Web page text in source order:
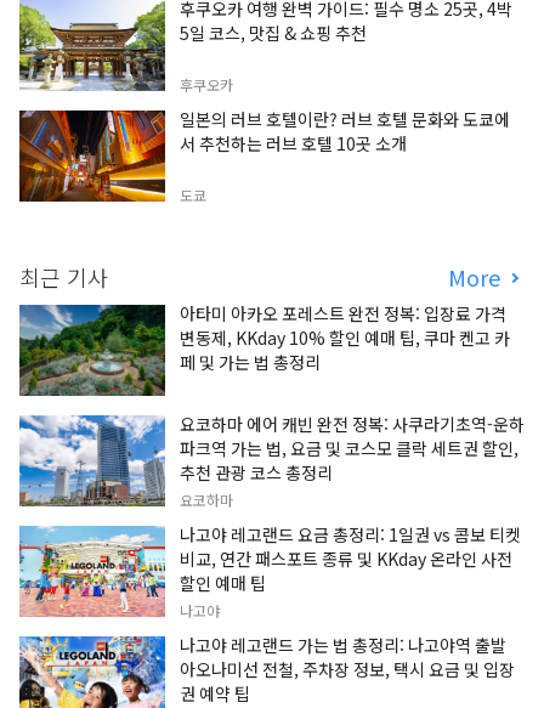
후쿠오카 여행 완벽 가이드: 필수 명소 25곳, 4박
5일 코스, 맛집 & 쇼핑 추천
후쿠오카
일본의 러브 호텔이란? 러브 호텔 문화와 도쿄에
서 추천하는 러브 호텔 10곳 소개
도쿄
최근 기사 More
아타미 아카오 포레스트 완전 정복: 입장료 가격
변동제, KKday 10% 할인 예매 팁, 쿠마 켄고 카
페 및 가는 법 총정리
요코하마 에어 캐빈 완전 정복: 사쿠라기초역-운하
파크역 가는 법, 요금 및 코스모 클락 세트권 할인,
추천 관광 코스 총정리
요코하마
나고야 레고랜드 요금 총정리: 1일권 vs 콤보 티켓
비교, 연간 패스포트 종류 및 KKday 온라인 사전
할인 예매 팁
나고야
나고야 레고랜드 가는 법 총정리: 나고야역 출발
아오나미선 전철, 주차장 정보, 택시 요금 및 입장
권 예약 팁